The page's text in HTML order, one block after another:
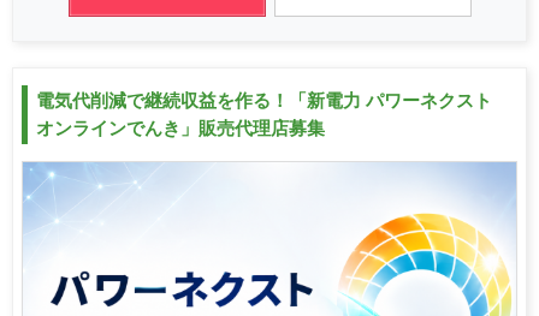
電気代削減で継続収益を作る！「新電力 パワーネクスト
オンラインでんき」販売代理店募集